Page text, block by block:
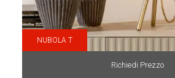
NUBOLA T
Richiedi Prezzo